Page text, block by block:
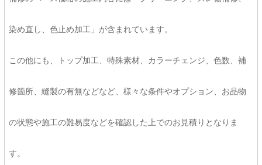
染め直し、色止め加工」が含まれています。
この他にも、トップ加工、特殊素材、カラーチェンジ、色数、補
修箇所、縫製の有無などなど、様々な条件やオプション、お品物
の状態や施工の難易度などを確認した上でのお見積りとなりま
す。